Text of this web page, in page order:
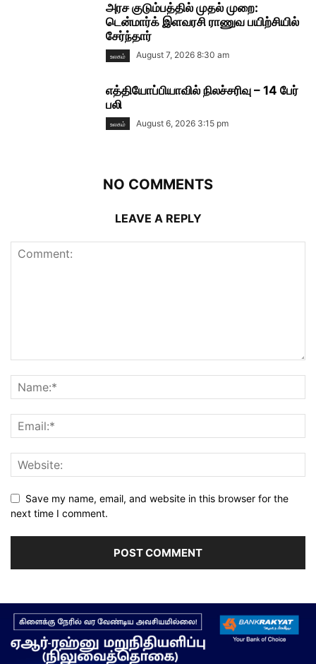
அரச குடும்பத்தில் முதல் முறை:
டென்மார்க் இளவரசி ராணுவ பயிற்சியில்
சேர்ந்தார்
உலகம் August 7, 2026 8:30 am
எத்தியோப்பியாவில் நிலச்சரிவு – 14 பேர்
பலி
உலகம் August 6, 2026 3:15 pm
NO COMMENTS
LEAVE A REPLY
Save my name, email, and website in this browser for the
next time I comment.